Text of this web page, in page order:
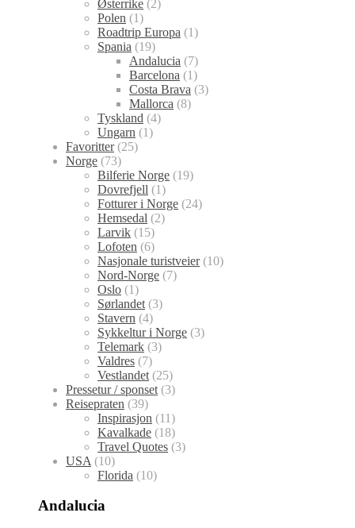
Østerrike (2)
Polen (1)
Roadtrip Europa (1)
Spania (19)
Andalucia (7)
Barcelona (1)
Costa Brava (3)
Mallorca (8)
Tyskland (4)
Ungarn (1)
Favoritter(25)
Norge (73)
Bilferie Norge (19)
Dovrefjell (1)
Fotturer i Norge (24)
Hemsedal (2)
Larvik (15)
Lofoten (6)
Nasjonale turistveier(10)
Nord-Norge (7)
Oslo (1)
Sørlandet (3)
Stavern (4)
Sykkeltur i Norge (3)
Telemark (3)
Valdres (7)
Vestlandet (25)
Pressetur / sponset (3)
Reisepraten (39)
Inspirasjon (11)
Kavalkade (18)
Travel Quotes (3)
USA (10)
Florida (10)
Andalucia